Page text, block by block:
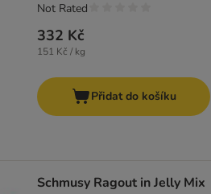
332 Kč
151 Kč / kg
Not Rated
Přidat do košíku
Schmusy Ragout in Jelly Mix